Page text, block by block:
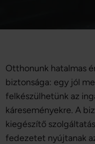
Otthonunk hatalmas
biztonsága: egy jól
felkészülhetünk az
káreseményekre. A
kiegészítő
fedezetet nyújtanak